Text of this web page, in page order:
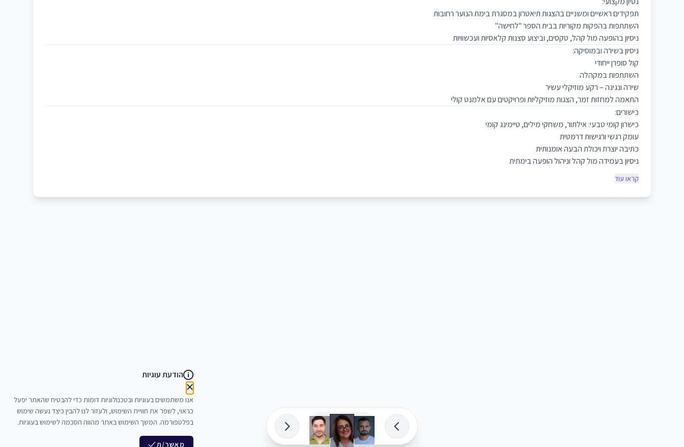
תפקידים ראשיים ומשניים בהצגות תיאטרון במסגרת בימת הנוער רחובות
השתתפות בהפקות מקוריות בבית הספר "לחישה"
ניסיון בהופעה מול קהל, טקסים, וביצוע סצנות קלאסיות ועכשוויות
ניסיון בשירה ובמוסיקה:
קול סופרן ייחודי
השתתפות במקהלה
שירה ונגינה – רקע מוזיקלי עשיר
התאמה למחזות זמר, הצגות מוזיקליות ופרויקטים עם אלמנט קולי
כישורים:
כישרון קומי טבעי: אילתור, משחקי מילים, טיימינג קומי
עומק רגשי ורגישות דרמטית
כתיבה יוצרת ויכולת הבעה אומנותית
ניסיון בעמידה מול קהל וניהול הופעה בימתית
קראו עוד
הודעת עוגיות
אנו משתמשים בעוגיות ובטכנולוגיות דומות כדי להבטיח שהאתר יפעל
כראוי, לשפר את חוויית השימוש, ולעזור לנו להבין כיצד נעשה שימוש
בפלטפורמה. המשך השימוש באתר מהווה הסכמה לשימוש בעוגיות.
מאשר/ת